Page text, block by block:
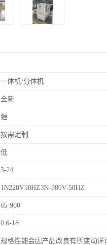
一体机/分体机
全新
强
按需定制
低
3-24
1N220V50HZ3N-380V-50HZ
65-900
0.6-18
规格性能会因产品改良有所变动详